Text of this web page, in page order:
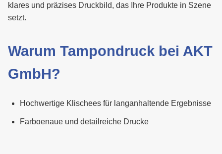
klares und präzises Druckbild, das Ihre Produkte in Szene
setzt.
Warum Tampondruck bei AKT
GmbH?
Hochwertige Klischees für langanhaltende Ergebnisse
Farbgenaue und detailreiche Drucke